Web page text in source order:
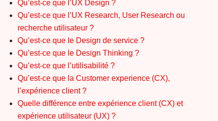
Qu’est-ce que l’UX Design ?
Qu’est-ce que l’UX Research, User Research ou
recherche utilisateur ?
Qu’est-ce que le Design de service ?
Qu’est-ce que le Design Thinking ?
Qu’est-ce que l’utilisabilité ?
Qu’est-ce que la Customer experience (CX),
l’expérience client ?
Quelle différence entre expérience client (CX) et
expérience utilisateur (UX) ?